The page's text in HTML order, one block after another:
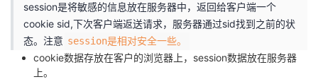
session是将敏感的信息放在服务器中，返回给客户端一个
cookie sid,下次客户端返送请求，服务器通过sid找到之前的状
态。注意 session是相对安全一些。
cookie数据存放在客户的浏览器上，session数据放在服务器
上。